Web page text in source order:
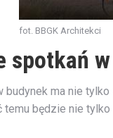
fot. BBGK Architekci
spotkań
budynek ma nie
temu będzie nie